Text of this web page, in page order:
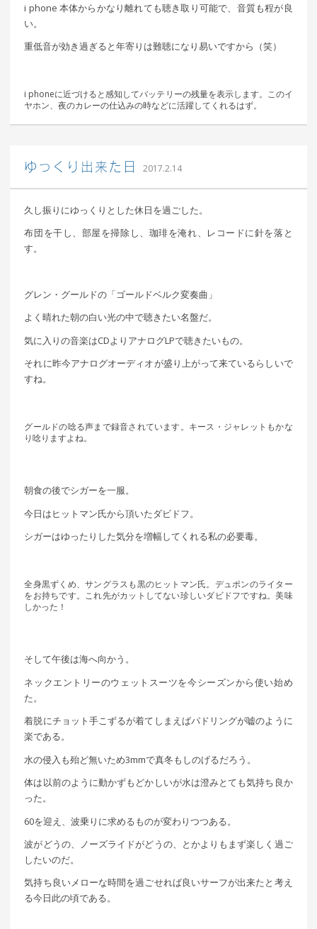
i phone 本体からかなり離れても聴き取り可能で、音質も程が良
い。
重低音が効き過ぎると年寄りは難聴になり易いですから（笑）
i phoneに近づけると感知してバッテリーの残量を表示します。このイ
ヤホン、夜のカレーの仕込みの時などに活躍してくれるはず。
ゆっくり出来た日 2017.2.14
久し振りにゆっくりとした休日を過ごした。
布団を干し、部屋を掃除し、珈琲を淹れ、レコードに針を落と
す。
グレン・グールドの「ゴールドベルク変奏曲」
よく晴れた朝の白い光の中で聴きたい名盤だ。
気に入りの音楽はCDよりアナログLPで聴きたいもの。
それに昨今アナログオーディオが盛り上がって来ているらしいで
すね。
グールドの唸る声まで録音されています。キース・ジャレットもかな
り唸りますよね。
朝食の後でシガーを一服。
今日はヒットマン氏から頂いたダビドフ。
シガーはゆったりした気分を増幅してくれる私の必要毒。
全身黒ずくめ、サングラスも黒のヒットマン氏。デュポンのライター
をお持ちです。これ先がカットしてない珍しいダビドフですね。美味
しかった！
そして午後は海へ向かう。
ネックエントリーのウェットスーツを今シーズンから使い始め
た。
着脱にチョット手こずるが着てしまえばパドリングが嘘のように
楽である。
水の侵入も殆ど無いため3mmで真冬もしのげるだろう。
体は以前のように動かずもどかしいが水は澄みとても気持ち良か
った。
60を迎え、波乗りに求めるものが変わりつつある。
波がどうの、ノーズライドがどうの、とかよりもまず楽しく過ご
したいのだ。
気持ち良いメローな時間を過ごせれば良いサーフが出来たと考え
る今日此の頃である。